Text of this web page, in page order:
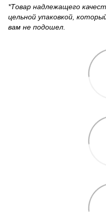
*Товар надлежащего
цельной упаковкой,
вам не подошел.